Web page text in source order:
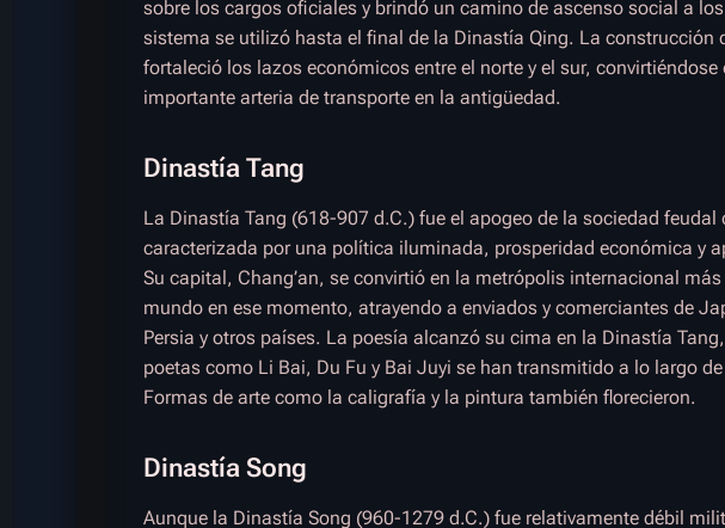
sobre los cargos oficiales y brindó un camino de ascenso social a
sistema se utilizó hasta el final de la Dinastía Qing. La construcción
fortaleció los lazos económicos entre el norte y el sur, convirtiéndose
importante arteria de transporte en la antigüedad.
Dinastía Tang
La Dinastía Tang (618-907 d.C.) fue el apogeo de la sociedad feudal
caracterizada por una política iluminada, prosperidad económica y
Su capital, Chang’an, se convirtió en la metrópolis internacional más
mundo en ese momento, atrayendo a enviados y comerciantes de
Persia y otros países. La poesía alcanzó su cima en la Dinastía
poetas como Li Bai, Du Fu y Bai Juyi se han transmitido a lo largo
Formas de arte como la caligrafía y la pintura también florecieron.
Dinastía Song
Aunque la Dinastía Song (960-1279 d.C.) fue relativamente débil